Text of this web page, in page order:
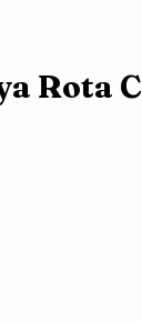
Rota C